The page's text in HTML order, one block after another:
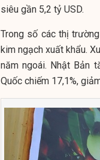
siêu gần 5,2 tỷ USD.
Trong số các thị
kim ngạch xuất khẩu.
năm ngoái. Nhật Bản
Quốc chiếm 17,1%,